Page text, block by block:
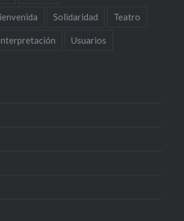
Solidaridad Teatro
Usuarios